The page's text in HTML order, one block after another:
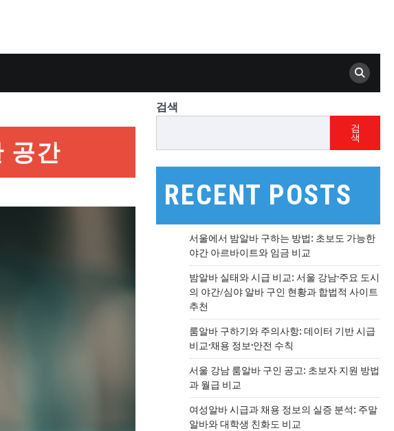
공간
검색
검
색
RECENT POSTS
서울에서 밤알바 구하는 방법: 초보도 가능한
야간 아르바이트와 임금 비교
밤알바 실태와 시급 비교: 서울 강남·주요 도시
의 야간/심야 알바 구인 현황과 합법적 사이트
추천
룸알바 구하기와 주의사항: 데이터 기반 시급
비교·채용 정보·안전 수칙
서울 강남 룸알바 구인 공고: 초보자 지원 방법
과 월급 비교
여성알바 시급과 채용 정보의 실증 분석: 주말
알바와 대학생 친화도 비교